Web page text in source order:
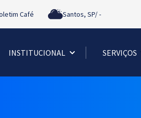
Café Santos, SP/-
INSTITUCIONAL SERVIÇOS